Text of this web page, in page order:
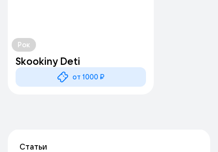
Рок
Skookiny Deti
от 1000 ₽
Статьи